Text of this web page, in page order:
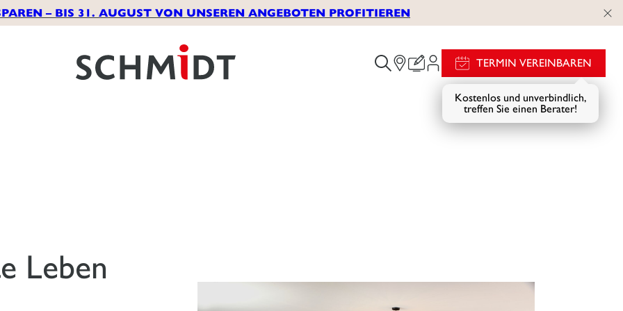
– BIS 31. AUGUST VON UNSEREN ANGEBOTEN PROFITIEREN
TERMIN VEREINBAREN
Kostenlos und unverbindlich,
treffen Sie einen Berater!
Leben